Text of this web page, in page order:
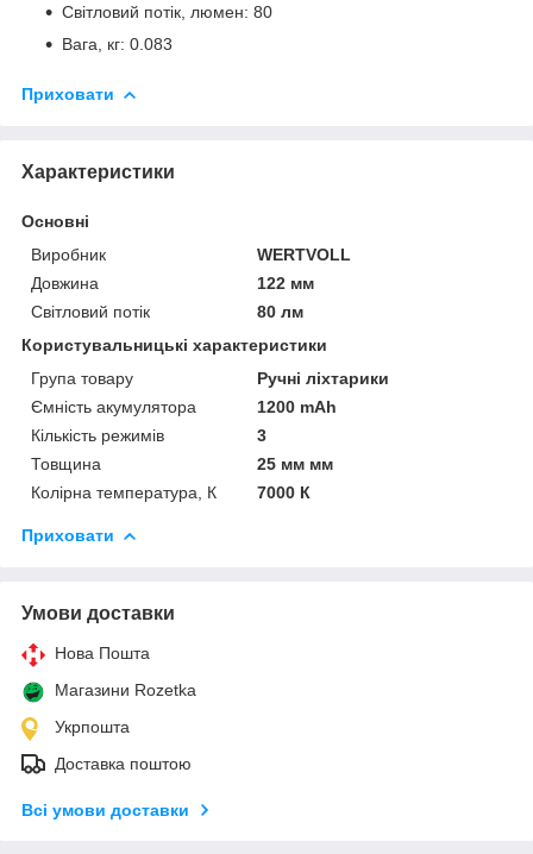
Світловий потік, люмен: 80
Вага, кг: 0.083
Приховати
Характеристики
Основні
Виробник
WERTVOLL
Довжина
122 мм
Світловий потік
80 лм
Користувальницькі характеристики
Група товару
Ручні ліхтарики
Ємність акумулятора
1200 mAh
Кількість режимів
3
Товщина
25 мм мм
Колірна температура, К
7000 К
Приховати
Умови доставки
Нова Пошта
Магазини Rozetka
Укрпошта
Доставка поштою
Всі умови доставки